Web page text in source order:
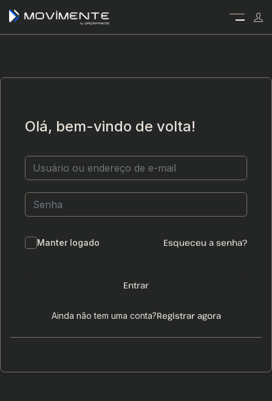
Olá, bem-vindo de volta!
Manter logado Esqueceu a senha?
Entrar
Ainda não tem uma conta?Registrar agora